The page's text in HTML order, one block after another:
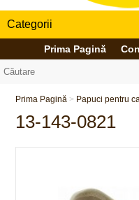
Categorii
Prima Pagină
Prima Pagină > Papuci pentru
13-143-0821